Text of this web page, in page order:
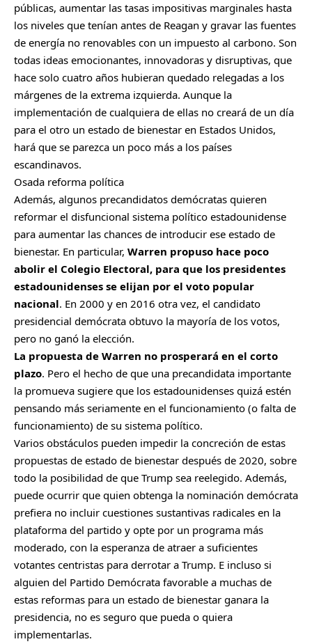
públicas, aumentar las tasas impositivas marginales hasta
los niveles que tenían antes de Reagan y gravar las fuentes
de energía no renovables con un impuesto al carbono. Son
todas ideas emocionantes, innovadoras y disruptivas, que
hace solo cuatro años hubieran quedado relegadas a los
márgenes de la extrema izquierda. Aunque la
implementación de cualquiera de ellas no creará de un día
para el otro un estado de bienestar en Estados Unidos,
hará que se parezca un poco más a los países
escandinavos.
Osada reforma política
Además, algunos precandidatos demócratas quieren
reformar el disfuncional sistema político estadounidense
para aumentar las chances de introducir ese estado de
bienestar. En particular, Warren propuso hace poco
abolir el Colegio Electoral, para que los presidentes
estadounidenses se elijan por el voto popular
nacional. En 2000 y en 2016 otra vez, el candidato
presidencial demócrata obtuvo la mayoría de los votos,
pero no ganó la elección.
La propuesta de Warren no prosperará en el corto
plazo. Pero el hecho de que una precandidata importante
la promueva sugiere que los estadounidenses quizá estén
pensando más seriamente en el funcionamiento (o falta de
funcionamiento) de su sistema político.
Varios obstáculos pueden impedir la concreción de estas
propuestas de estado de bienestar después de 2020, sobre
todo la posibilidad de que Trump sea reelegido. Además,
puede ocurrir que quien obtenga la nominación demócrata
prefiera no incluir cuestiones sustantivas radicales en la
plataforma del partido y opte por un programa más
moderado, con la esperanza de atraer a suficientes
votantes centristas para derrotar a Trump. E incluso si
alguien del Partido Demócrata favorable a muchas de
estas reformas para un estado de bienestar ganara la
presidencia, no es seguro que pueda o quiera
implementarlas.